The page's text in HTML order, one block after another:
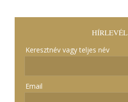
HÍRLEVÉL
Keresztnév vagy teljes név
Email